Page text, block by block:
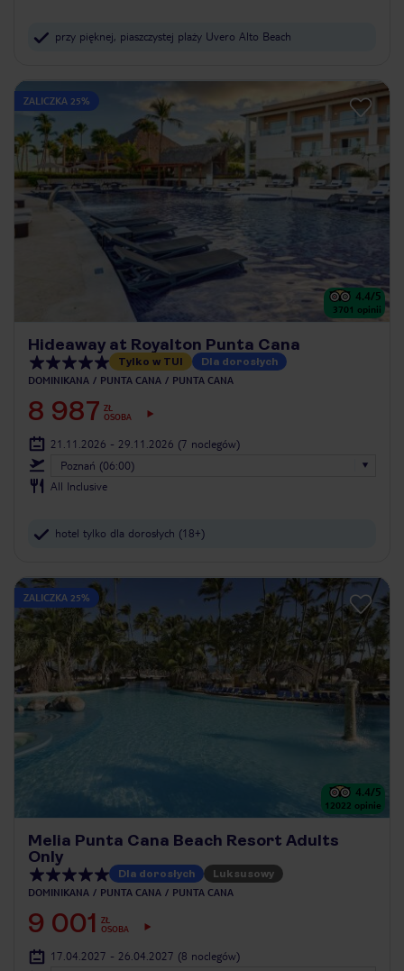
przy pięknej, piaszczystej plaży Uvero Alto Beach
ZALICZKA 25%
4.4/5
3701 opinii
Hideaway at Royalton Punta Cana
Tylko w TUI Dla dorosłych
DOMINIKANA PUNTA CANA PUNTA CANA
8 987 ZŁ
OSOBA
21.11.2026 - 29.11.2026 (7 noclegów)
Poznań (06:00)
All Inclusive
hotel tylko dla dorosłych (18+)
ZALICZKA 25%
4.4/5
12022 opinie
Melia Punta Cana Beach Resort Adults
Only
Dla dorosłych Luksusowy
DOMINIKANA PUNTA CANA PUNTA CANA
9 001
ZŁ
OSOBA
17.04.2027 - 26.04.2027 (8 noclegów)